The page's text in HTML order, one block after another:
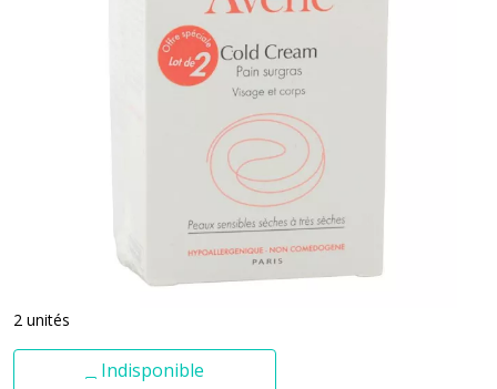
2 unités
Indisponible